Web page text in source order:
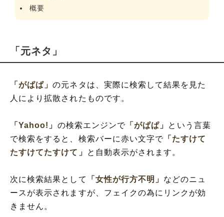
概要
「元ネタ」
「がぱぱ」の元ネタは、実際に検索して結果を見た
人により拡散されたものです。
「Yahoo!」 の検索エンジンで 「がぱぱ」 という言葉
で検索をすると、検索バーに赤い文字で 「たすけて
たすけてたすけて」
と自動表示がされます。
次に検索結果として 「女性が行方不明」 などのニュ
ースが表示されますが、フェイクの為にリンクが効
きません。